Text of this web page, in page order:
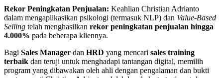
Rekor Peningkatan Penjualan: Keahlian Christian Adrianto
dalam mengaplikasikan psikologi (termasuk NLP) dan Value-Based
Selling telah menghasilkan rekor peningkatan penjualan hingga
4.000% pada beberapa kliennya.
Bagi Sales Manager dan HRD yang mencari sales training
terbaik dan teruji untuk menghadapi tantangan digital, memilih
program yang dibawakan oleh ahli dengan pengalaman dan bukti